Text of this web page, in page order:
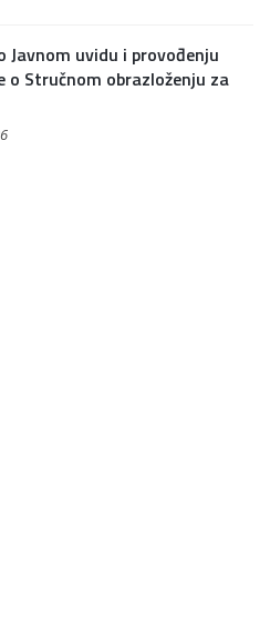
Javnom uvidu i provođenju
o Stručnom obrazloženju za